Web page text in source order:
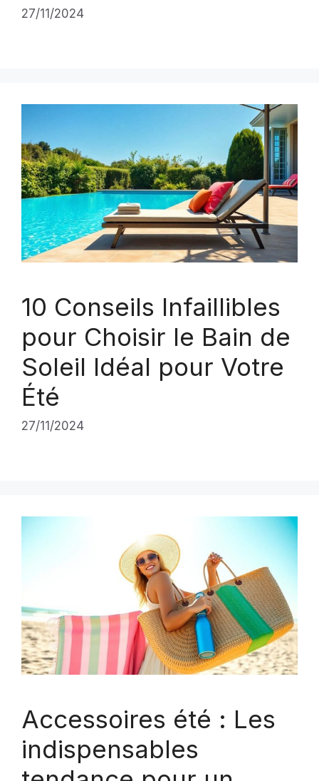
27/11/2024
10 Conseils Infaillibles
pour Choisir le Bain de
Soleil Idéal pour Votre
Été
27/11/2024
Accessoires été : Les
indispensables